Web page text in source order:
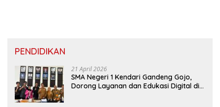
PENDIDIKAN
21 April 2026
SMA Negeri 1 Kendari Gandeng Gojo,
Dorong Layanan dan Edukasi Digital di